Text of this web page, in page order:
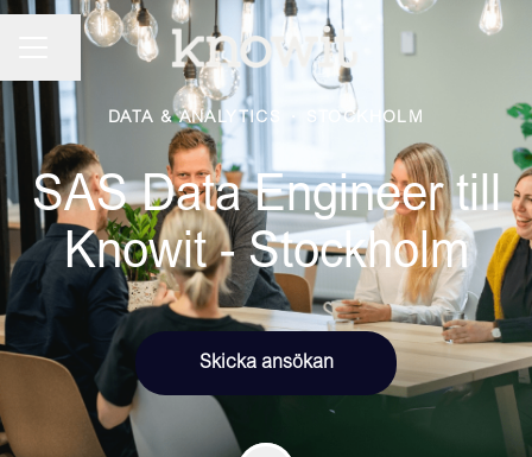
KARRIÄRMENY
Dela sidan
DATA & ANALYTICS · STOCKHOLM
SAS Data Engineer till
Knowit - Stockholm
Skicka ansökan